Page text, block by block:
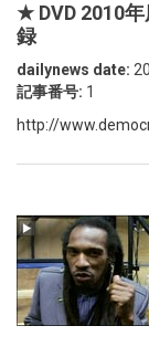
★ DVD 2010
録
dailynews date:
記事番号: 1
http://